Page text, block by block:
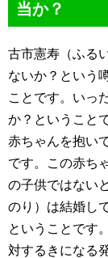
当か？
古市憲寿（ふる
ないか？という
ことです。いっ
か？ということ
赤ちゃんを抱い
です。この赤ち
の子供ではない
のり）は結婚し
ということです
対するきになる